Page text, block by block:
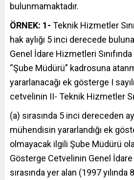
bulunmamaktadır.
ÖRNEK: 1- Teknik Hizmetler
hak aylığı 5 inci derecede
Genel İdare Hizmetleri
“Şube Müdürü” kadrosuna
yararlanacağı ek gösterge I
cetvelinin II- Teknik Hizmetler
(a) sırasında 5 inci dereceden
mühendisin yararlandığı ek
olmayacak ilgili Şube Müdürü
Gösterge Cetvelinin Genel İdare
sırasında yer alan (1997 yılında